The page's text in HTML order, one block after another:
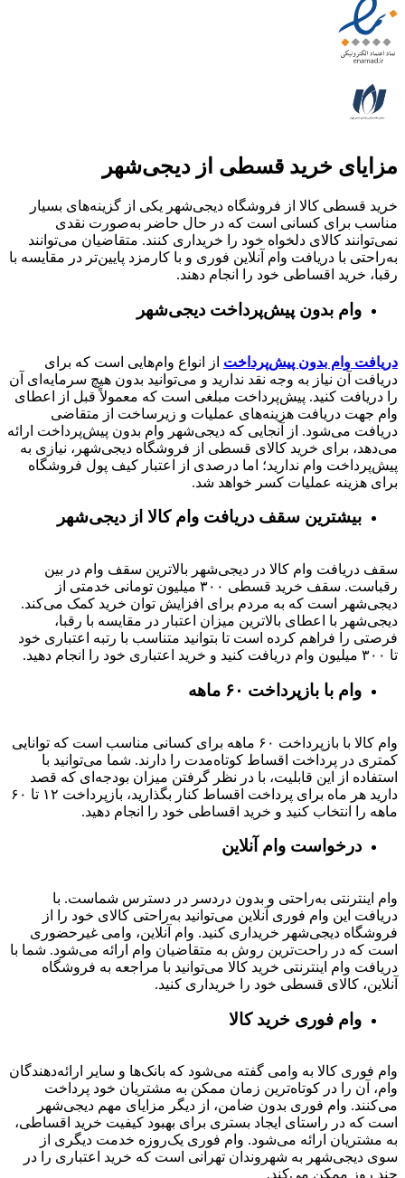
مزایای خرید قسطی از دیجی‌شهر
خرید قسطی کالا از فروشگاه دیجی‌شهر یکی از گزینه‌های بسیار
مناسب برای کسانی است که در حال حاضر به‌صورت نقدی
نمی‌توانند کالای دلخواه خود را خریداری کنند. متقاضیان می‌توانند
به‌راحتی با دریافت وام آنلاین فوری و با کارمزد پایین‌تر در مقایسه با
رقبا، خرید اقساطی خود را انجام دهند.
وام بدون پیش‌پرداخت‌ دیجی‌شهر
دریافت وام بدون پیش‌پرداخت از انواع وام‌هایی است که برای
دریافت آن نیاز به وجه نقد ندارید و می‌توانید بدون هیچ سرمایه‌ای آن
را دریافت کنید. پیش‌پرداخت مبلغی است که معمولاً قبل از اعطای
وام جهت دریافت هزینه‌های عملیات و زیرساخت از متقاضی
دریافت می‌شود. از آنجایی که دیجی‌شهر وام بدون پیش‌پرداخت ارائه
می‌دهد، برای خرید کالای قسطی از فروشگاه دیجی‌شهر، نیازی به
پیش‌پرداخت وام ندارید؛ اما درصدی از اعتبار کیف پول فروشگاه
برای هزینه عملیات کسر خواهد شد.
بیشترین سقف دریافت وام کالا از دیجی‌شهر
سقف دریافت وام کالا در دیجی‌شهر بالاترین سقف وام در بین
رقباست. سقف خرید قسطی ۳۰۰ میلیون تومانی خدمتی از
دیجی‌شهر است که به مردم برای افزایش توان خرید کمک می‌کند.
دیجی‌شهر با اعطای بالاترین میزان اعتبار در مقایسه با رقبا،
فرصتی را فراهم کرده است تا بتوانید متناسب با رتبه اعتباری خود
تا ۳۰۰ میلیون وام دریافت کنید و خرید اعتباری خود را انجام دهید.
وام با بازپرداخت ۶۰ ماهه
وام کالا با بازپرداخت ۶۰ ماهه برای کسانی مناسب است که توانایی
کمتری در پرداخت اقساط کوتاه‌مدت را دارند. شما می‌توانید با
استفاده از این قابلیت، با در نظر گرفتن میزان بودجه‌ای که قصد
دارید هر ماه برای پرداخت اقساط کنار بگذارید، بازپرداخت ۱۲ تا ۶۰
ماهه را انتخاب کنید و خرید اقساطی خود را انجام دهید.
درخواست وام آنلاین
وام اینترنتی به‌راحتی و بدون دردسر در دسترس شماست. با
دریافت این وام فوری آنلاین می‌توانید به‌راحتی کالای خود را از
فروشگاه دیجی‌شهر خریداری کنید. وام آنلاین، وامی غیرحضوری
است که در راحت‌ترین روش به متقاضیان وام ارائه می‌شود. شما با
دریافت وام اینترنتی خرید کالا می‌توانید با مراجعه به فروشگاه
آنلاین، کالای قسطی خود را خریداری کنید.
وام فوری خرید کالا
وام فوری کالا به وامی گفته می‌شود که بانک‌ها و سایر ارائه‌دهندگان
وام، آن را در کوتاه‌ترین زمان ممکن به مشتریان خود پرداخت
می‌کنند. وام فوری بدون ضامن، از دیگر مزایای مهم دیجی‌شهر
است که در راستای ایجاد بستری برای بهبود کیفیت خرید اقساطی،
به مشتریان ارائه می‌شود. وام فوری یک‌روزه خدمت دیگری از
سوی دیجی‌شهر به شهروندان تهرانی است که خرید اعتباری را در
چند روز ممکن می‌کند.